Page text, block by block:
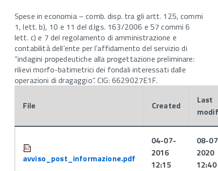
Spese in economia – comb. disp. tra gli artt. 125, commi
1, lett. b), 10 e 11 del d.lgs. 163/2006 e 57 commi 6
lett. c) e 7 del regolamento di amministrazione e
contabilità dell’ente per l’affidamento del servizio di
“indagini propedeutiche alla progettazione preliminare:
rilievi morfo-batimetrici dei fondali interessati dalle
operazioni di dragaggio”. CIG: 6629027E1F.
File Created
Last
avviso_post_informazione.pdf
04-07-
2016
12:15
08-
2020
12:40